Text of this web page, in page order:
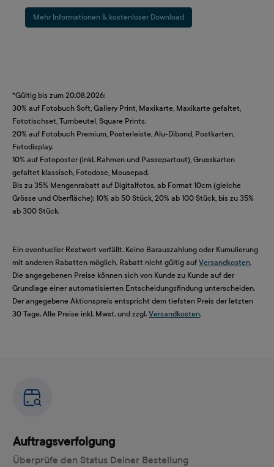
Mehr Informationen & kostenloser Download
*Gültig bis zum 20.08.2026:
30% auf Fotobuch Soft, Gallery Print, Maxikarte, Maxikarte gefaltet,
Fototischset, Turnbeutel, Square Prints.
20% auf Fotobuch Premium, Posterleiste, Alu-Dibond, Postkarten,
Fotodisplay.
10% auf Fotoposter (inkl. Rahmen und Passepartout), Grusskarten
gefaltet klassisch, Fotodose, Mousepad.
Bis zu 35% Mengenrabatt auf Digitalfotos, ab Format 10cm (gleiche
Grösse und Oberfläche): 10% ab 50 Stück, 20% ab 100 Stück, bis zu 35%
ab 300 Stück.
Ein eventueller Restwert verfällt. Keine Barauszahlung oder Kumulierung
mit anderen Rabatten möglich. Rabatt nicht gültig auf Versandkosten.
Die angegebenen Preise können sich von Kunde zu Kunde auf der
Grundlage einer automatisierten Entscheidungsfindung unterscheiden.
Der angegebene Aktionspreis entspricht dem tiefsten Preis der letzten
30 Tage. Alle Preise inkl. Mwst. und zzgl. Versandkosten.
Auftragsverfolgung
Überprüfe den Status Deiner Bestellung